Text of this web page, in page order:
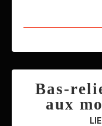
Bas-
aux